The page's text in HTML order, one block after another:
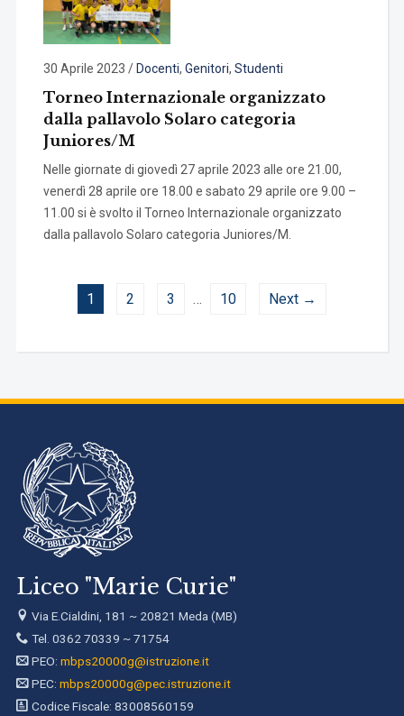
30 Aprile 2023 / Docenti, Genitori, Studenti
Torneo Internazionale organizzato
dalla pallavolo Solaro categoria
Juniores/M
Nelle giornate di giovedì 27 aprile 2023 alle ore 21.00,
venerdì 28 aprile ore 18.00 e sabato 29 aprile ore 9.00 –
11.00 si è svolto il Torneo Internazionale organizzato
dalla pallavolo Solaro categoria Juniores/M.
1 2 3 … 10 Next →
Liceo "Marie Curie"
Via E.Cialdini, 181 ~ 20821 Meda (MB)
Tel. 0362 70339 ~ 71754
PEO: mbps20000g@istruzione.it
PEC: mbps20000g@pec.istruzione.it
Codice Fiscale: 83008560159